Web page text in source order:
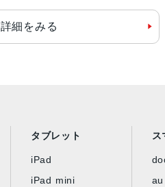
詳細をみる
タブレット
iPad
iPad mini
ス
au